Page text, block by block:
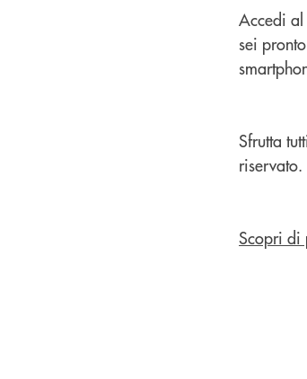
Accedi al
sei
Sfrutta
riservato.
Scopri di